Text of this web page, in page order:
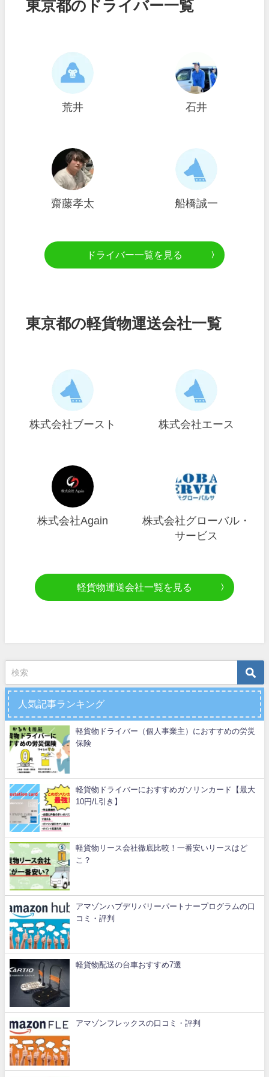
東京都のドライバー一覧
荒井 石井
齋藤孝太 船橋誠一
ドライバー一覧を見る
東京都の軽貨物運送会社一覧
株式会社ブースト 株式会社エース
株式会社Again
株式会社グローバル・
サービス
軽貨物運送会社一覧を見る
人気記事ランキング
軽貨物ドライバー（個人事業主）におすすめの労災
保険
軽貨物ドライバーにおすすめガソリンカード【最大
10円/L引き】
軽貨物リース会社徹底比較！一番安いリースはど
こ？
アマゾンハブデリバリーパートナープログラムの口
コミ・評判
軽貨物配送の台車おすすめ7選
アマゾンフレックスの口コミ・評判